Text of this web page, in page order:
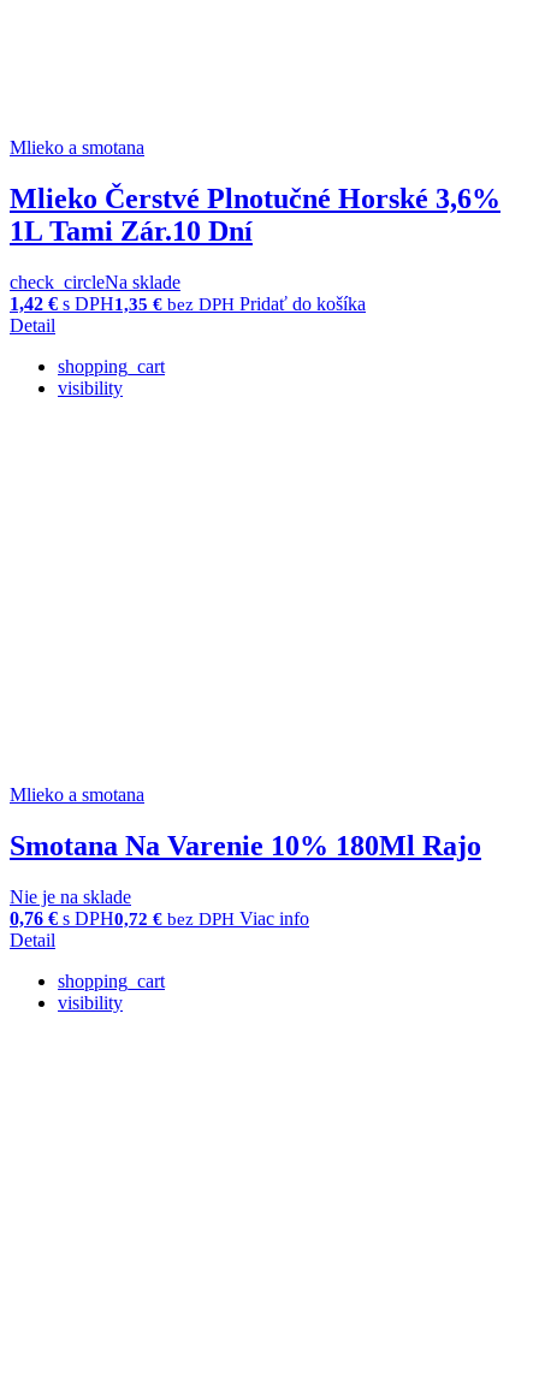
Mlieko a smotana
Mlieko Čerstvé Plnotučné Horské 3,6%
1L Tami Zár.10 Dní
check_circleNa sklade
1,42 € s DPH1,35 € bez DPH Pridať do košíka
Detail
shopping_cart
visibility
Mlieko a smotana
Smotana Na Varenie 10% 180Ml Rajo
Nie je na sklade
0,76 € s DPH0,72 € bez DPH Viac info
Detail
shopping_cart
visibility